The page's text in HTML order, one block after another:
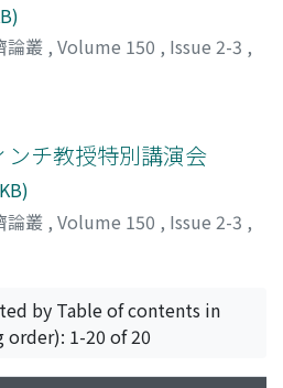
論叢 , Volume 150 , Issue 2-3 ,
チ教授特別講演会
論叢 , Volume 150 , Issue 2-3 ,
ウジby Table of contents in
order): 1-20 of 20